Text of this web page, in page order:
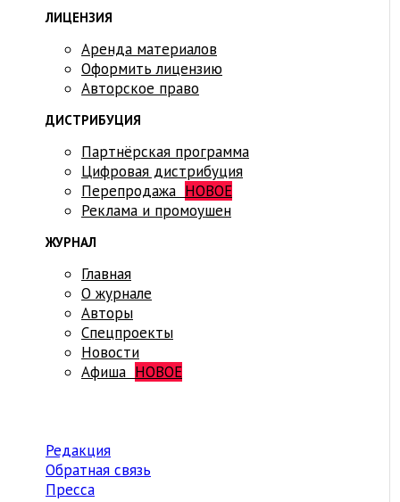
ЛИЦЕНЗИЯ
Аренда материалов
Оформить лицензию
Авторское право
ДИСТРИБУЦИЯ
Партнёрская программа
Цифровая дистрибуция
Перепродажа НОВОЕ
Реклама и промоушен
ЖУРНАЛ
Главная
О журнале
Авторы
Спецпроекты
Новости
Афиша НОВОЕ
Редакция
Обратная связь
Пресса